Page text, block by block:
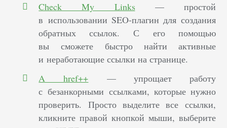
Check My Links— простой
в использовании SEO-плагин для создания
обратных ссылок. С его помощью
вы сможете быстро найти активные
и неработающие ссылки на странице.
A href++ — упрощает работу
с безанкорными ссылками, которые нужно
проверить. Просто выделите все ссылки,
кликните правой кнопкой мыши, выберите